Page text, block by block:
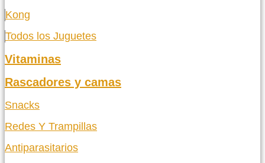
Kong
Todos los Juguetes
Vitaminas
Rascadores y camas
Snacks
Redes Y Trampillas
Antiparasitarios